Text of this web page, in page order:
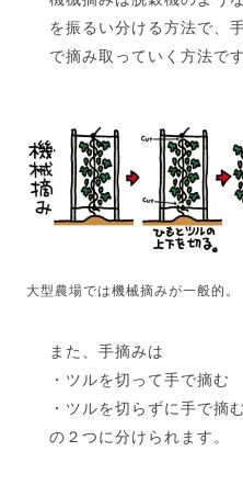
を振るい分ける方法で、
で摘み取っていく方法です
大型農場では機械摘みが一般的。
また、手摘みは
・ツルを切って手で摘む
・ツルを切らずに手で摘む
の２つに分けられます。